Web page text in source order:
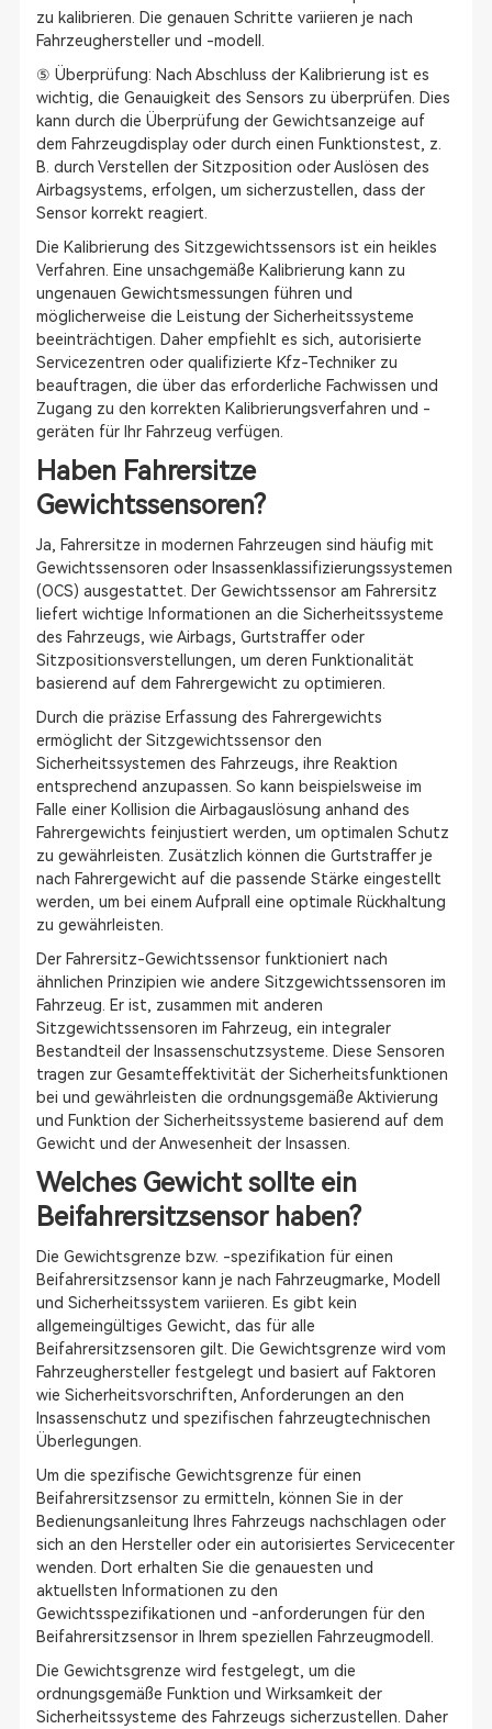
zu kalibrieren. Die genauen Schritte variieren je nach
Fahrzeughersteller und -modell.
⑤ Überprüfung: Nach Abschluss der Kalibrierung ist es
wichtig, die Genauigkeit des Sensors zu überprüfen. Dies
kann durch die Überprüfung der Gewichtsanzeige auf
dem Fahrzeugdisplay oder durch einen Funktionstest, z.
B. durch Verstellen der Sitzposition oder Auslösen des
Airbagsystems, erfolgen, um sicherzustellen, dass der
Sensor korrekt reagiert.
Die Kalibrierung des Sitzgewichtssensors ist ein heikles
Verfahren. Eine unsachgemäße Kalibrierung kann zu
ungenauen Gewichtsmessungen führen und
möglicherweise die Leistung der Sicherheitssysteme
beeinträchtigen. Daher empfiehlt es sich, autorisierte
Servicezentren oder qualifizierte Kfz-Techniker zu
beauftragen, die über das erforderliche Fachwissen und
Zugang zu den korrekten Kalibrierungsverfahren und -
geräten für Ihr Fahrzeug verfügen.
Haben Fahrersitze
Gewichtssensoren?
Ja, Fahrersitze in modernen Fahrzeugen sind häufig mit
Gewichtssensoren oder Insassenklassifizierungssystemen
(OCS) ausgestattet. Der Gewichtssensor am Fahrersitz
liefert wichtige Informationen an die Sicherheitssysteme
des Fahrzeugs, wie Airbags, Gurtstraffer oder
Sitzpositionsverstellungen, um deren Funktionalität
basierend auf dem Fahrergewicht zu optimieren.
Durch die präzise Erfassung des Fahrergewichts
ermöglicht der Sitzgewichtssensor den
Sicherheitssystemen des Fahrzeugs, ihre Reaktion
entsprechend anzupassen. So kann beispielsweise im
Falle einer Kollision die Airbagauslösung anhand des
Fahrergewichts feinjustiert werden, um optimalen Schutz
zu gewährleisten. Zusätzlich können die Gurtstraffer je
nach Fahrergewicht auf die passende Stärke eingestellt
werden, um bei einem Aufprall eine optimale Rückhaltung
zu gewährleisten.
Der Fahrersitz-Gewichtssensor funktioniert nach
ähnlichen Prinzipien wie andere Sitzgewichtssensoren im
Fahrzeug. Er ist, zusammen mit anderen
Sitzgewichtssensoren im Fahrzeug, ein integraler
Bestandteil der Insassenschutzsysteme. Diese Sensoren
tragen zur Gesamteffektivität der Sicherheitsfunktionen
bei und gewährleisten die ordnungsgemäße Aktivierung
und Funktion der Sicherheitssysteme basierend auf dem
Gewicht und der Anwesenheit der Insassen.
Welches Gewicht sollte ein
Beifahrersitzsensor haben?
Die Gewichtsgrenze bzw. -spezifikation für einen
Beifahrersitzsensor kann je nach Fahrzeugmarke, Modell
und Sicherheitssystem variieren. Es gibt kein
allgemeingültiges Gewicht, das für alle
Beifahrersitzsensoren gilt. Die Gewichtsgrenze wird vom
Fahrzeughersteller festgelegt und basiert auf Faktoren
wie Sicherheitsvorschriften, Anforderungen an den
Insassenschutz und spezifischen fahrzeugtechnischen
Überlegungen.
Um die spezifische Gewichtsgrenze für einen
Beifahrersitzsensor zu ermitteln, können Sie in der
Bedienungsanleitung Ihres Fahrzeugs nachschlagen oder
sich an den Hersteller oder ein autorisiertes Servicecenter
wenden. Dort erhalten Sie die genauesten und
aktuellsten Informationen zu den
Gewichtsspezifikationen und -anforderungen für den
Beifahrersitzsensor in Ihrem speziellen Fahrzeugmodell.
Die Gewichtsgrenze wird festgelegt, um die
ordnungsgemäße Funktion und Wirksamkeit der
Sicherheitssysteme des Fahrzeugs sicherzustellen. Daher